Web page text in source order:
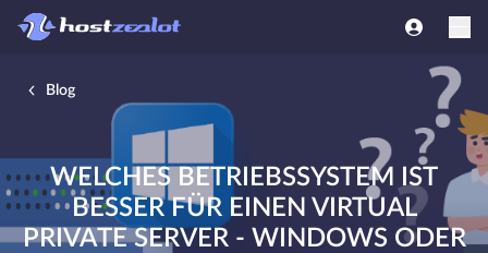
Blog
WELCHES BETRIEBSSYSTEM IST
BESSER FÜR EINEN VIRTUAL
PRIVATE SERVER - WINDOWS ODER